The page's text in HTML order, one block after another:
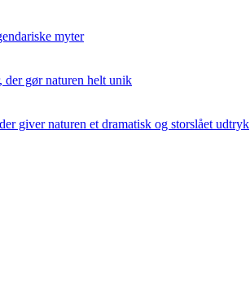
myter
der gør naturen helt unik
giver naturen et dramatisk og storslået udtryk